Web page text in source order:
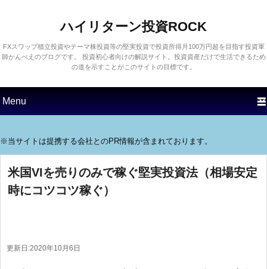
ハイリターン投資ROCK
FXスワップ積立投資やテーマ株投資等の堅実投資で投資所得月100万円超を目指す投資軍
師かんべえのブログです。 投資初心者向けの解説サイト。投資資産だけで生活できるため
の道を示すことがこのサイトの目標です。
第1メニュー
第1コンテンツにスキップす
る
第2コンテンツにスキップす
る
※当サイトは提携する会社とのPR情報が含まれております。
米国VIを売りのみで稼ぐ堅実投資法（相場安定
時にコツコツ稼ぐ）
更新日:2020年10月6日